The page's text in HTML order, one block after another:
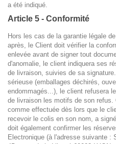
a été indiqué.
Article 5 - Conformité
Hors les cas de la garantie légale
après, le Client doit vérifier la
enlevée avant de signer tout
d'anomalie, le client indiquera ses
de livraison, suivies de sa
sérieuse (emballages déchirés,
endommagés...), le client refusera
de livraison les motifs de son
comme effectuée dès lors que le
recevoir le colis en son nom, a
doit également confirmer les
Electronique (à l'adresse suivante :